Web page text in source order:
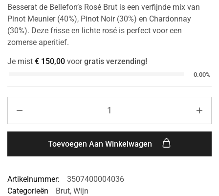
Besserat de Bellefon’s Rosé Brut is een verfijnde mix van
Pinot Meunier (40%), Pinot Noir (30%) en Chardonnay
(30%). Deze frisse en lichte rosé is perfect voor een
zomerse aperitief.
Je mist € 150,00 voorgratis verzending!
0.00%
Toevoegen Aan Winkelwagen
Artikelnummer:
3507400004036
Categorieën
Brut, Wijn